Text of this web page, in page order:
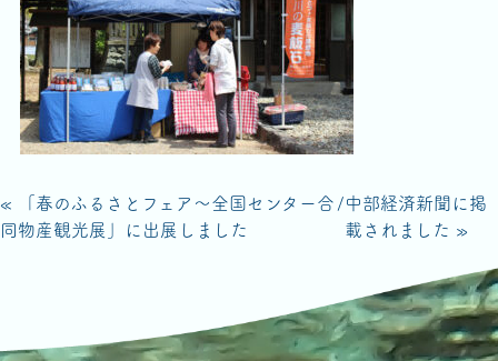
« 「春のふるさとフェア～全国センター合
同物産観光展」に出展しました
/中部経済新聞に掲
載されました »